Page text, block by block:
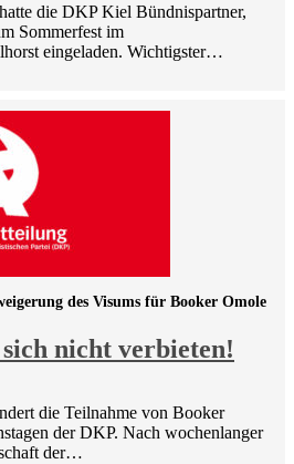
die DKP Kiel Bündnispartner,
Sommerfest im
eingeladen. Wichtigster…
nicht verbieten!
des Visums für Booker Omole
die Teilnahme von Booker
der DKP. Nach wochenlanger
der…